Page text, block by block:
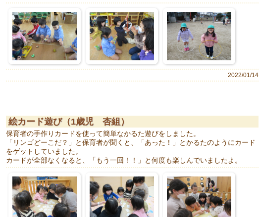
2022/01/14
絵カード遊び（1歳児 杏組）
保育者の手作りカードを使って簡単なかるた遊びをしました。
「リンゴどーこだ？」と保育者が聞くと、「あった！」とかるたのようにカード
をゲットしていました。
カードが全部なくなると、「もう一回！！」と何度も楽しんでいましたよ。